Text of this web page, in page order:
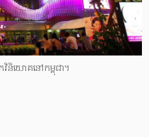
និយោគ​នៅ​កម្ពុជា។